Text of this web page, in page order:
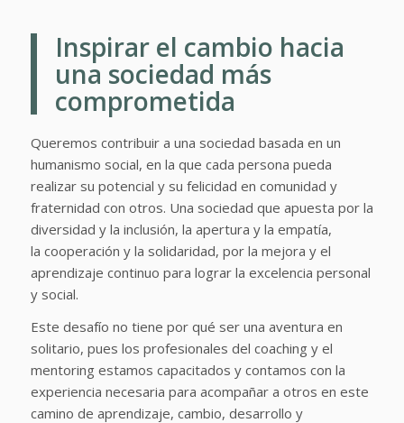
Inspirar el cambio hacia
una sociedad más
comprometida
Queremos contribuir a una sociedad basada en un
humanismo social, en la que cada persona pueda
realizar su potencial y su felicidad en comunidad y
fraternidad con otros. Una sociedad que apuesta por la
diversidad y la inclusión, la apertura y la empatía,
la cooperación y la solidaridad, por la mejora y el
aprendizaje continuo para lograr la excelencia personal
y social.
Este desafío no tiene por qué ser una aventura en
solitario, pues los profesionales del coaching y el
mentoring estamos capacitados y contamos con la
experiencia necesaria para acompañar a otros en este
camino de aprendizaje, cambio, desarrollo y